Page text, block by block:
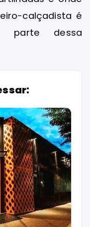
calçadista é
parte dessa